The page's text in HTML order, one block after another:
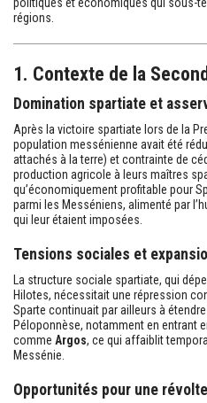
régions.
1. Contexte de la
Domination spartiate et
Après la victoire spartiate lors de la
population messénienne avait été
attachés à la terre) et contrainte de
production agricole à leurs maîtres
qu’économiquement profitable pour
parmi les Messéniens, alimenté par
qui leur étaient imposées.
Tensions sociales et
La structure sociale spartiate, qui
Hilotes, nécessitait une répression
Sparte continuait par ailleurs à
Péloponnèse, notamment en entrant
comme Argos, ce qui affaiblit
Messénie.
Opportunités pour une révolte